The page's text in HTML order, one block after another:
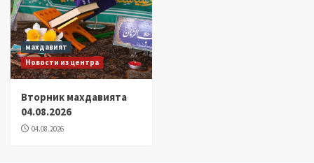
махдавият
Новости из центра
Вторник махдавията
04.08.2026
04.08.2026